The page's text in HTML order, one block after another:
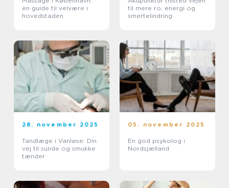
en guide til velvære i
hovedstaden
til mere ro, energi og
smertelindring
28. november 2025
Tandlæge i Vanløse: Din
vej til sunde og smukke
tænder
05. november 2025
En god psykolog i
Nordsjælland